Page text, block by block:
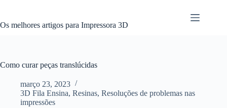
o
Os melhores artigos para Impressora 3D
Como curar peças translúcidas
março 23, 2023
3D Fila Ensina, Resinas, Resoluções de problemas nas
impressões